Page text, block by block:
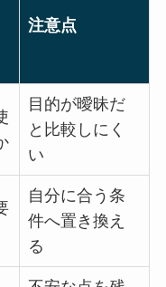
注意点
目的が曖昧だ
と比較しにく
い
自分に合う条
件へ置き換え
る